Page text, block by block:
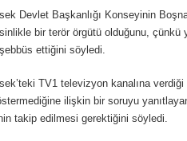
Devlet Başkanlığı Konseyinin
bir terör örgütü olduğunu, çünkü
ettiğini söyledi.
TV1 televizyon kanalına
ilişkin bir soruyu
takip edilmesi gerektiğini söyledi.